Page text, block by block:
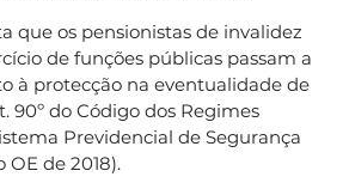
que os pensionistas de invalidez
de funções públicas passam a
à protecção na eventualidade de
90º do Código dos Regimes
Previdencial de Segurança
OE de 2018).